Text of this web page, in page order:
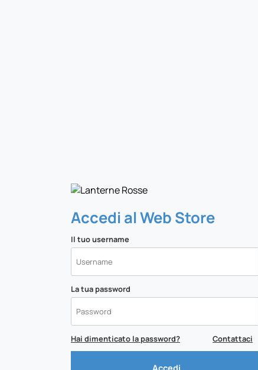
Accedi al Web Store
Il tuo username
La tua password
Hai dimenticato la password? Contattaci